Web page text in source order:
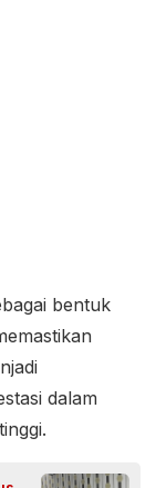
bentuk
dalam